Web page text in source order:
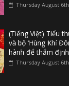
Thursday August
(Tiếng Việt) Tiểu
và bộ ‘Hùng Khí
hành để thẩm định
Thursday August